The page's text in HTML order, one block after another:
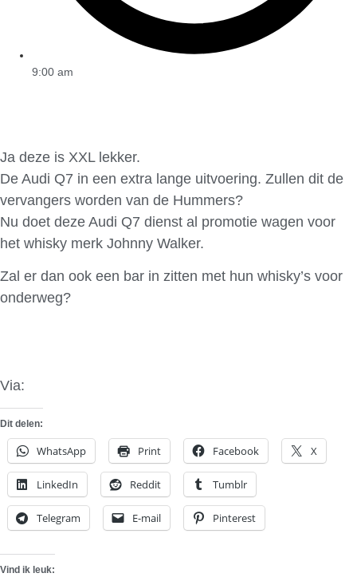
9:00 am
Ja deze is XXL lekker.
De Audi Q7 in een extra lange uitvoering. Zullen dit de
vervangers worden van de Hummers?
Nu doet deze Audi Q7 dienst al promotie wagen voor
het whisky merk Johnny Walker.
Zal er dan ook een bar in zitten met hun whisky’s voor
onderweg?
Via:
Dit delen:
WhatsApp Print Facebook X
LinkedIn Reddit Tumblr
Telegram E-mail Pinterest
Vind ik leuk: